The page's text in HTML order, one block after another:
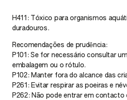
H411: Tóxico para organismos
duradouros.
Recomendações de prudência:
P101: Se for necessário consultar
embalagem ou o rótulo.
P102: Manter fora do alcance das
P261: Evitar respirar as poeiras e
P262: Não pode entrar em